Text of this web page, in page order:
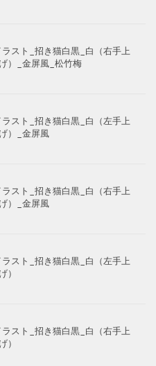
スト_招き猫白黒_白（右手上
）_金屏風_松竹梅
スト_招き猫白黒_白（左手上
）_金屏風
スト_招き猫白黒_白（右手上
）_金屏風
スト_招き猫白黒_白（左手上
）
スト_招き猫白黒_白（右手上
）